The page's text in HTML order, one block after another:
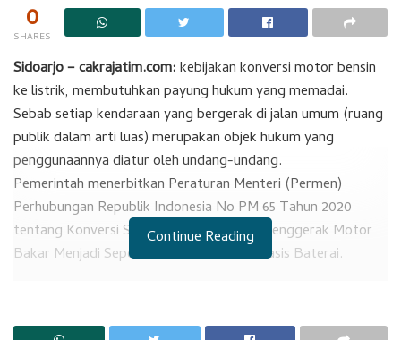
0
SHARES
Sidoarjo – cakrajatim.com:kebijakan konversi motor bensin
ke listrik, membutuhkan payung hukum yang memadai.
Sebab setiap kendaraan yang bergerak di jalan umum (ruang
publik dalam arti luas) merupakan objek hukum yang
penggunaannya diatur oleh undang-undang.
Pemerintah menerbitkan Peraturan Menteri (Permen)
Perhubungan Republik Indonesia No PM 65 Tahun 2020
tentang Konversi Sepeda Motor dengan Penggerak Motor
Bakar Menjadi Sepeda Motor Listrik Berbasis Baterai.
Continue Reading